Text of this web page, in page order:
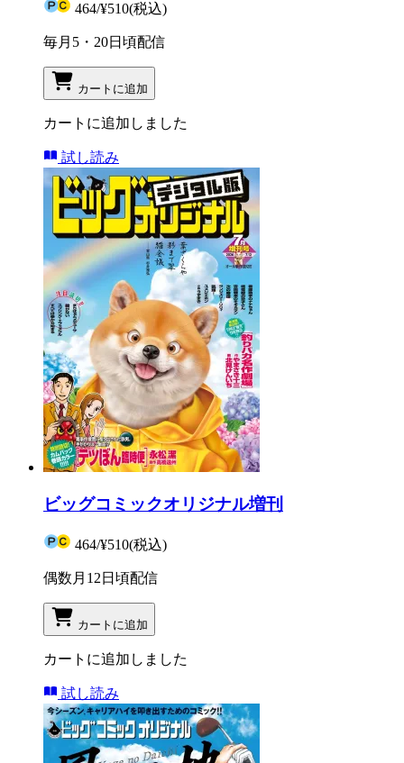
464/¥510(税込)
毎月5・20日頃配信
カートに追加
カートに追加しました
試し読み
ビッグコミックオリジナル増刊
464/¥510(税込)
偶数月12日頃配信
カートに追加
カートに追加しました
試し読み